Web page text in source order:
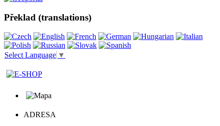
Překlad (translations)
Select Language ▼
ADRESA